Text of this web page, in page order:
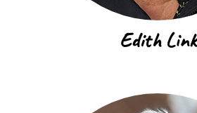
Edith Link